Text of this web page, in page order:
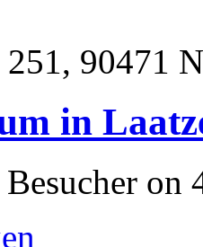
251, 90471
in
on